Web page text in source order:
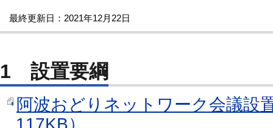
最終更新日：2021年12月22日
1 設置要綱
阿波おどりネットワーク会議設
117KB）